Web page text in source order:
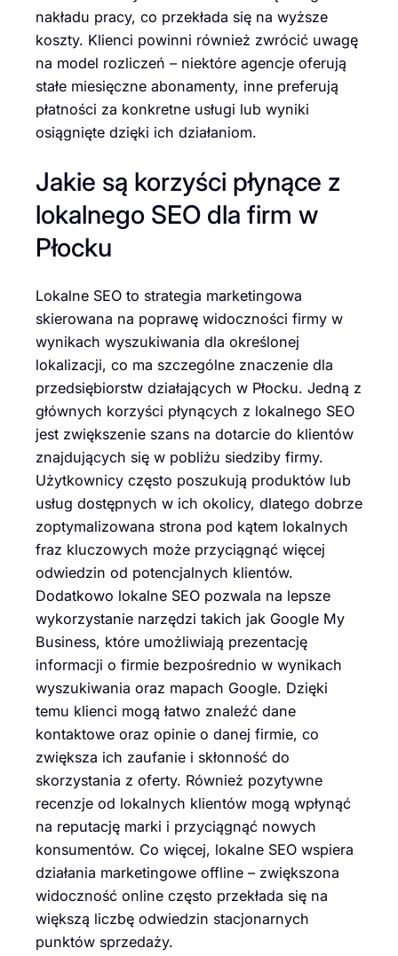
nakładu pracy, co przekłada się na wyższe
koszty. Klienci powinni również zwrócić uwagę
na model rozliczeń – niektóre agencje oferują
stałe miesięczne abonamenty, inne preferują
płatności za konkretne usługi lub wyniki
osiągnięte dzięki ich działaniom.
Jakie są korzyści płynące z
lokalnego SEO dla firm w
Płocku
Lokalne SEO to strategia marketingowa
skierowana na poprawę widoczności firmy w
wynikach wyszukiwania dla określonej
lokalizacji, co ma szczególne znaczenie dla
przedsiębiorstw działających w Płocku. Jedną z
głównych korzyści płynących z lokalnego SEO
jest zwiększenie szans na dotarcie do klientów
znajdujących się w pobliżu siedziby firmy.
Użytkownicy często poszukują produktów lub
usług dostępnych w ich okolicy, dlatego dobrze
zoptymalizowana strona pod kątem lokalnych
fraz kluczowych może przyciągnąć więcej
odwiedzin od potencjalnych klientów.
Dodatkowo lokalne SEO pozwala na lepsze
wykorzystanie narzędzi takich jak Google My
Business, które umożliwiają prezentację
informacji o firmie bezpośrednio w wynikach
wyszukiwania oraz mapach Google. Dzięki
temu klienci mogą łatwo znaleźć dane
kontaktowe oraz opinie o danej firmie, co
zwiększa ich zaufanie i skłonność do
skorzystania z oferty. Również pozytywne
recenzje od lokalnych klientów mogą wpłynąć
na reputację marki i przyciągnąć nowych
konsumentów. Co więcej, lokalne SEO wspiera
działania marketingowe offline – zwiększona
widoczność online często przekłada się na
większą liczbę odwiedzin stacjonarnych
punktów sprzedaży.